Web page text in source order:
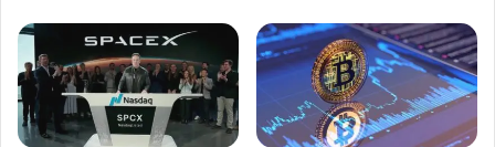
ل
ي
ة
ي
س
م
ب
ر